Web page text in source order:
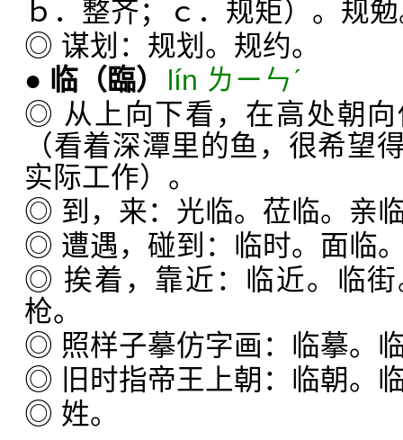
ｂ．整齐；ｃ．规矩）。规
◎ 谋划：规划。规约。
● 临 （臨）
lín ㄌㄧㄣˊ
◎ 从上向下看，在高处朝
（看着深潭里的鱼，很希望
实际工作）。
◎ 到，来：光临。莅临。亲
◎ 遭遇，碰到：临时。面临
◎ 挨着，靠近：临近。临
枪。
◎ 照样子摹仿字画：临摹。
◎ 旧时指帝王上朝：临朝。
◎ 姓。